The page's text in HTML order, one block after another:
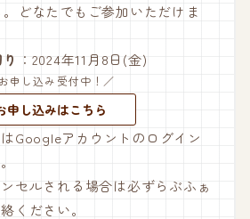
。どなたでもご参加いただけま
：2024年11月8日(金)
申し込み受付中！／
申し込みはこちら
Googleアカウントのログイン
セルされる場合は必ずらぶふぁ
ください。